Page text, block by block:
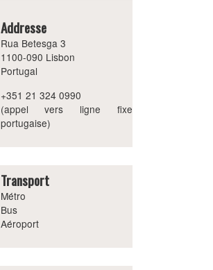
Addresse
Rua Betesga 3
1100-090 Lisbon
Portugal
+351 21 324 0990
(appel vers ligne fixe
portugaise)
Transport
Métro
Bus
Aéroport